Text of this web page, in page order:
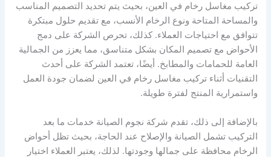
تركيب مغاسل رخام في العين، بحيث يتم تحديد التصميم المناسب
والمساحة المتاحة ونوع الرخام الأنسب، مع تقديم حلول مبتكرة
تتوافق مع احتياجات العملاء. كذلك، تحرص الشركة على دمج
الأحواض مع تصميم المكان بشكل متناسق، مما يعزز من الجمالية
العامة للحمامات والمطابخ. أيضًا، تعتمد الشركة على أحدث
التقنيات أثناء تركيب مغاسل رخام في العين لضمان جودة العمل
واستمرارية المنتج لفترة طويلة.
بالإضافة إلى ذلك، تقدم شركة نجوم الصيانة خدمات ما بعد
التركيب تشمل الصيانة والإصلاح عند الحاجة، بحيث تظل أحواض
الرخام محافظة على جمالها وجودتها. لذلك، يعتبر العملاء اختيار